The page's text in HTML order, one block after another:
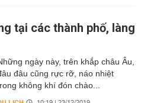
tại các thành phố, làng
ngày này, trên khắp châu Âu,
đâu cũng rực rỡ, náo nhiệt
không khí đón chào...